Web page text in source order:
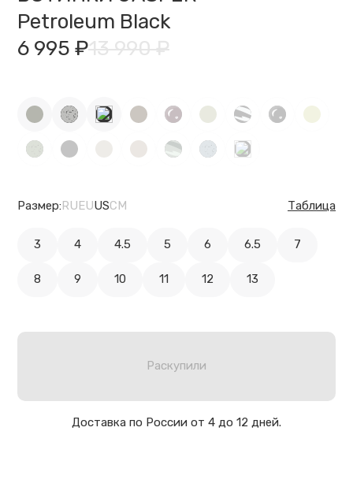
Petroleum Black
6 995 ₽13 990 ₽
Размер:RUEUUSCM Таблица
3 4 4.5 5 6 6.5 7
8 9 10 11 12 13
Раскупили
Доставка по России от 4 до 12 дней.